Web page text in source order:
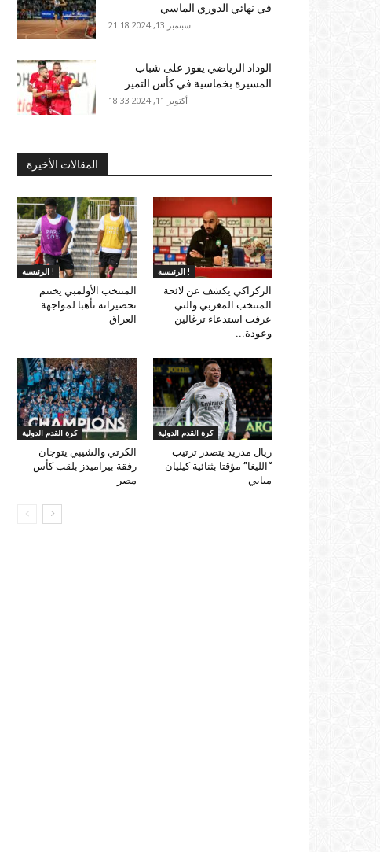
في نهائي الدوري الماسي
سبتمبر 13, 2024 21:18
الوداد الرياضي يفوز على شباب
المسيرة بخماسية في كأس التميز
أكتوبر 11, 2024 18:33
المقالات الأخيرة
الرئيسية !
المنتخب الأولمبي يختتم
تحضيراته تأهبا لمواجهة
العراق
الرئيسية !
الركراكي يكشف عن لائحة
المنتخب المغربي والتي
عرفت استدعاء ترغالين
وعودة...
كرة القدم الدولية
الكرتي والشيبي يتوجان
رفقة بيراميدز بلقب كأس
مصر
كرة القدم الدولية
ريال مدريد يتصدر ترتيب
“الليغا” مؤقتا بثنائية كيليان
مبابي